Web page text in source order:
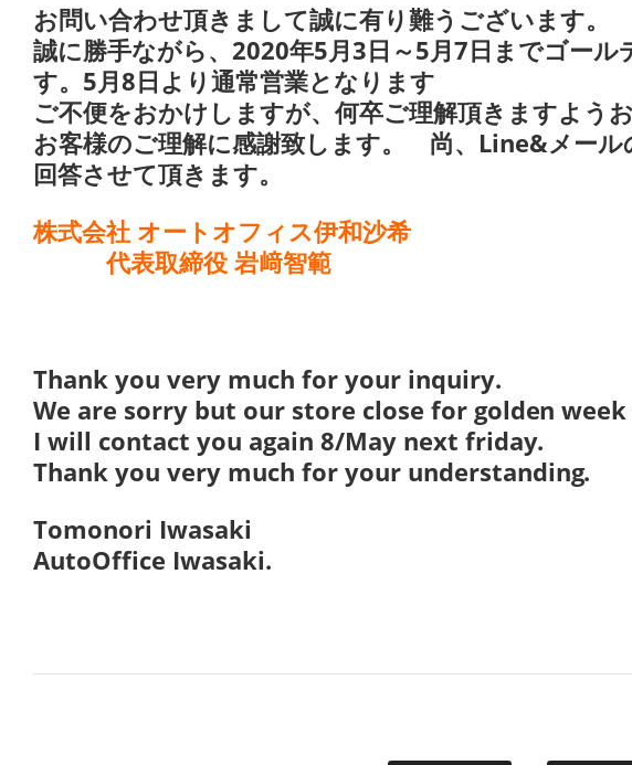
お問い合わせ頂きまして誠に有り難うございます。
誠に勝手ながら、2020年5月3日～5月7日までゴー
す。 5月8日より通常営業となります
ご不便をおかけしますが、何卒ご理解頂きますよう
お客様のご理解に感謝致します。 尚、Line&メール
回答させて頂きます。
株式会社 オートオフィス伊和沙希
代表取締役 岩﨑智範
Thank you very much for your inquiry.
We are sorry but our store close for golden
I will contact you again 8/May next friday.
Thank you very much for your understanding.
Tomonori Iwasaki
AutoOffice Iwasaki.